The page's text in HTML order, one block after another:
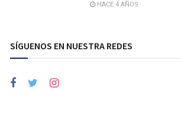
HACE 4 AÑOS
SÍGUENOS EN NUESTRA REDES